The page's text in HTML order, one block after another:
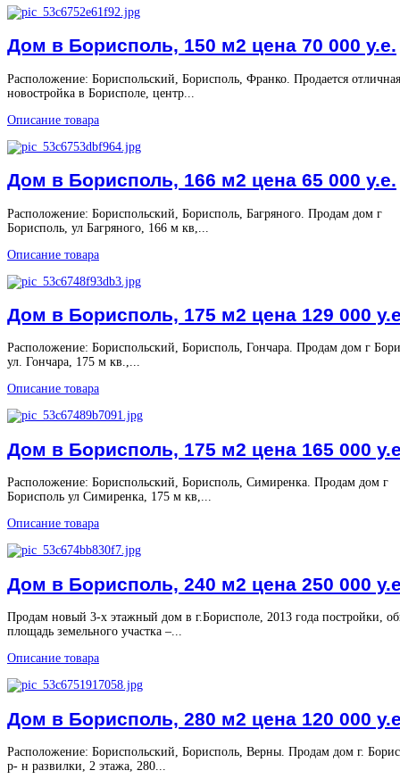
Дом в Борисполь, 150 м2 цена 70 000 у.е.
Расположение: Бориспольский, Борисполь, Франко. Продается отличная
новостройка в Борисполе, центр...
Описание товара
Дом в Борисполь, 166 м2 цена 65 000 у.е.
Расположение: Бориспольский, Борисполь, Багряного. Продам дом г
Борисполь, ул Багряного, 166 м кв,...
Описание товара
Дом в Борисполь, 175 м2 цена 129 000
Расположение: Бориспольский, Борисполь, Гончара. Продам дом г
ул. Гончара, 175 м кв.,...
Описание товара
Дом в Борисполь, 175 м2 цена 165 000
Расположение: Бориспольский, Борисполь, Симиренка. Продам дом г
Борисполь ул Симиренка, 175 м кв,...
Описание товара
Дом в Борисполь, 240 м2 цена 250 000
Продам новый 3-х этажный дом в г.Борисполе, 2013 года постройки,
площадь земельного участка –...
Описание товара
Дом в Борисполь, 280 м2 цена 120 000
Расположение: Бориспольский, Борисполь, Верны. Продам дом г.
р- н развилки, 2 этажа, 280...